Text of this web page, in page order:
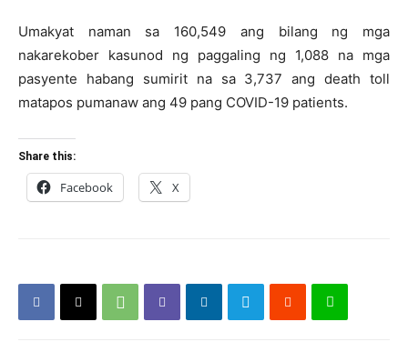
Umakyat naman sa 160,549 ang bilang ng mga
nakarekober kasunod ng paggaling ng 1,088 na mga
pasyente habang sumirit na sa 3,737 ang death toll
matapos pumanaw ang 49 pang COVID-19 patients.
Share this:
Facebook X